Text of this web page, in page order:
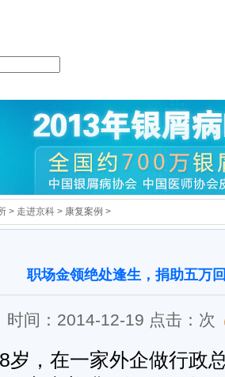
> 走进京科 > 康复案例 >
职场金领绝处逢生，捐助五万
时间：2014-12-19 点击： 次
岁，在一家外企做行政